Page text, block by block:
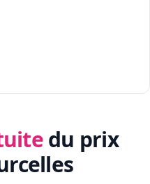
du prix